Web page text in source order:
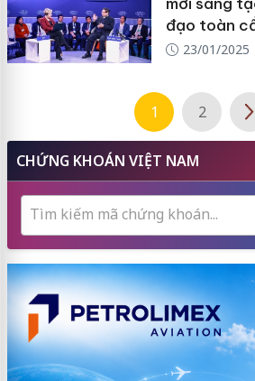
đạo toàn
23/01/2025
1 2
CHỨNG KHOÁN VIỆT NAM
Tìm kiếm mã chứng khoán...